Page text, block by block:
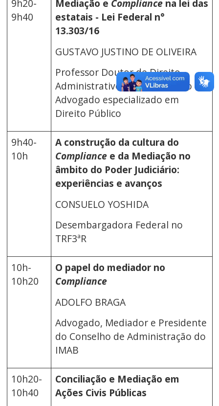
9h20-
9h40
Mediação e Compliancena lei das
estatais - Lei Federal n°
13.303/16
GUSTAVO JUSTINO DE OLIVEIRA
Professor Doutor de Direito
Administrativo na USP, Árbitro e
Advogado especializado em
Direito Público
9h40-
10h
A construção da cultura do
Compliancee da Mediação no
âmbito do Poder Judiciário:
experiências e avanços
CONSUELO YOSHIDA
Desembargadora Federal no
TRF3ªR
10h-
10h20
O papel do mediador no
Compliance
ADOLFO BRAGA
Advogado, Mediador e Presidente
do Conselho de Administração do
IMAB
10h20-
10h40
Conciliação e Mediação em
Ações Civis Públicas